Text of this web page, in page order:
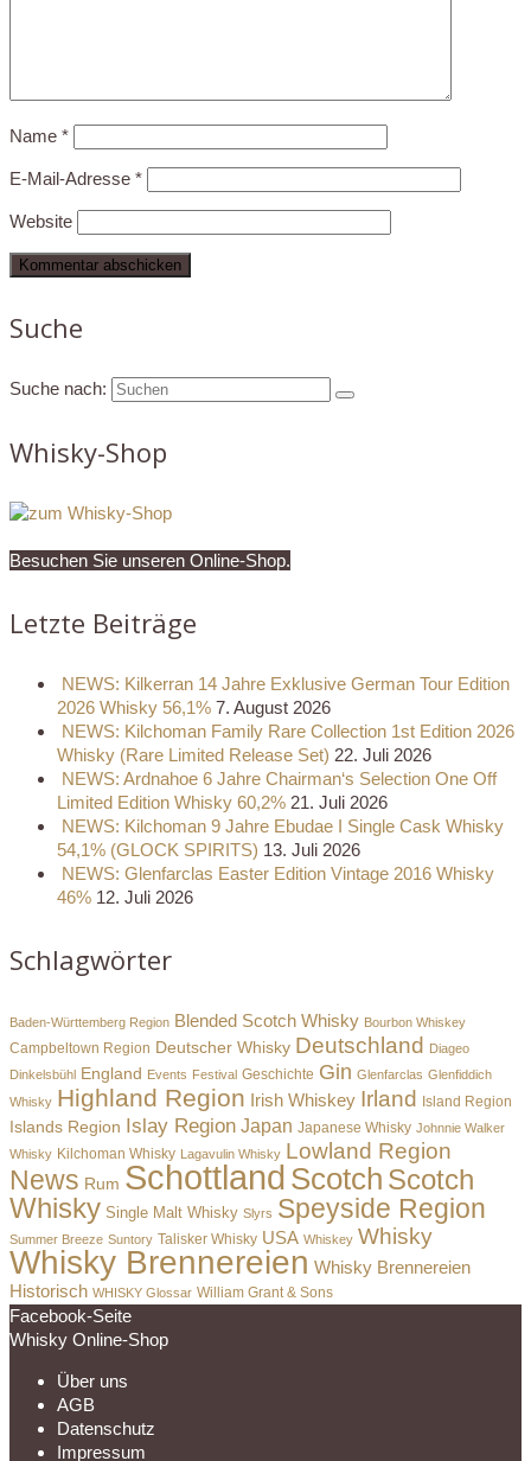
Name *
E-Mail-Adresse *
Website
Suche
Suche nach:
Whisky-Shop
Besuchen Sie unseren Online-Shop.
Letzte Beiträge
NEWS: Kilkerran 14 Jahre Exklusive German Tour Edition
2026 Whisky 56,1% 7. August 2026
NEWS: Kilchoman Family Rare Collection 1st Edition 2026
Whisky (Rare Limited Release Set) 22. Juli 2026
NEWS: Ardnahoe 6 Jahre Chairman‘s Selection One Off
Limited Edition Whisky 60,2% 21. Juli 2026
NEWS: Kilchoman 9 Jahre Ebudae I Single Cask Whisky
54,1% (GLOCK SPIRITS) 13. Juli 2026
NEWS: Glenfarclas Easter Edition Vintage 2016 Whisky
46% 12. Juli 2026
Schlagwörter
Baden-Württemberg Region Blended Scotch Whisky Bourbon Whiskey
Campbeltown Region Deutscher Whisky Deutschland Diageo
Dinkelsbühl England Events Festival Geschichte Gin Glenfarclas Glenfiddich
Whisky Highland Region Irish Whiskey Irland Island Region
Islands Region Islay Region Japan Japanese Whisky Johnnie Walker
Whisky Kilchoman Whisky Lagavulin Whisky Lowland Region
News Rum Schottland Scotch Scotch
Whisky Single Malt Whisky Slyrs Speyside Region
Summer Breeze Suntory Talisker Whisky USA Whiskey Whisky
Whisky Brennereien Whisky Brennereien
Historisch WHISKY Glossar William Grant & Sons
Facebook-Seite
Whisky Online-Shop
Über uns
AGB
Datenschutz
Impressum